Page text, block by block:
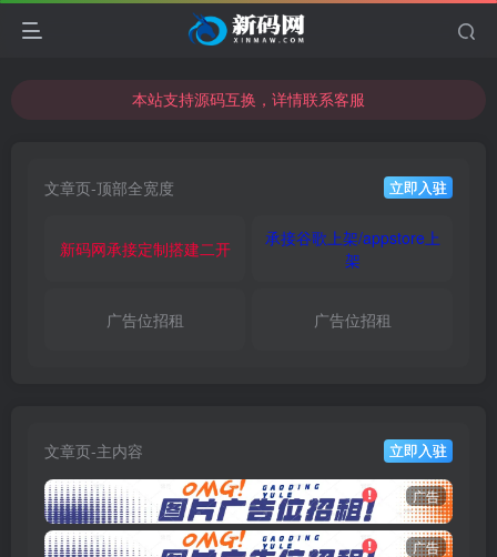
本站支持源码互换，详情联系客服
本站支持源码互换，详情联系客服
文章页-顶部全宽度 立即入驻
新码网承接定制搭建二开
承接谷歌上架/appstore上
架
广告位招租 广告位招租
文章页-主内容 立即入驻
广告
广告